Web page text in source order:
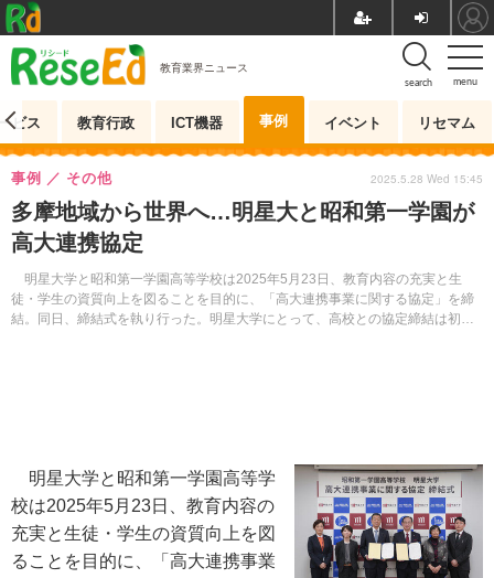
menu
search
教育業界ニュース
ビス 教育行政 ICT機器 事例 イベント リセマム
多摩地域から世界へ…明星大と昭和第一学園が
高大連携協定
明星大学と昭和第一学園高等学校は2025年5月23日、教育内容の充実と生
徒・学生の資質向上を図ることを目的に、「高大連携事業に関する協定」を締
結。同日、締結式を執り行った。明星大学にとって、高校との協定締結は初め
事例 その他 2025.5.28 Wed 15:45
明星大学と昭和第一学園高等学
校は2025年5月23日、教育内容の
充実と生徒・学生の資質向上を図
ることを目的に、「高大連携事業